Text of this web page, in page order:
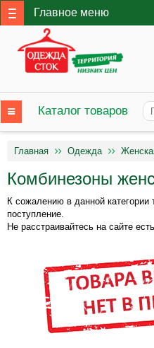
Главное меню
Каталог товаров
Главная Одежда
Комбинезоны
К сожалению в данной
поступление.
Не расстраивайтесь на сайте